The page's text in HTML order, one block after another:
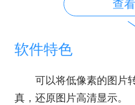
查
软件特色
可以将低像素的图片转
真，还原图片高清显示。